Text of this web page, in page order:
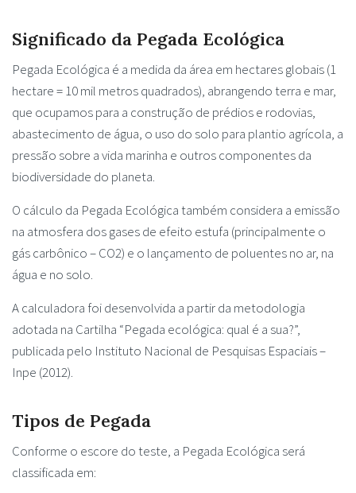
Significado da Pegada Ecológica
Pegada Ecológica é a medida da área em hectares globais (1
hectare = 10 mil metros quadrados), abrangendo terra e mar,
que ocupamos para a construção de prédios e rodovias,
abastecimento de água, o uso do solo para plantio agrícola, a
pressão sobre a vida marinha e outros componentes da
biodiversidade do planeta.
O cálculo da Pegada Ecológica também considera a emissão
na atmosfera dos gases de efeito estufa (principalmente o
gás carbônico – CO2) e o lançamento de poluentes no ar, na
água e no solo.
A calculadora foi desenvolvida a partir da metodologia
adotada na Cartilha “Pegada ecológica: qual é a sua?”,
publicada pelo Instituto Nacional de Pesquisas Espaciais –
Inpe (2012).
Tipos de Pegada
Conforme o escore do teste, a Pegada Ecológica será
classificada em: